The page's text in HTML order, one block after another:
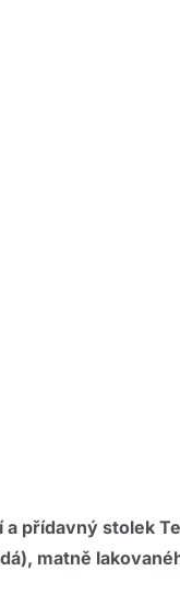
a přídavný stolek
matně